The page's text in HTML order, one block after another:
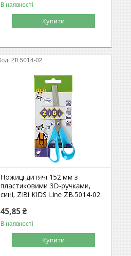
В наявності
Купити
ZB.5014-02
Ножиці дитячі 152 мм з
пластиковими 3D-ручками,
сині, ZiBi KIDS Line ZB.5014-02
45,85 ₴
В наявності
Купити